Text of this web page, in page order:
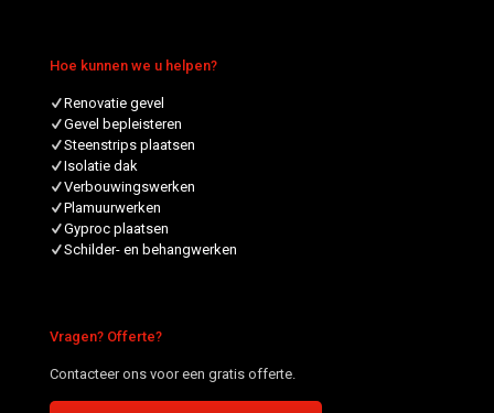
Hoe kunnen we u helpen?
Renovatie gevel
Gevel bepleisteren
Steenstrips plaatsen
Isolatie dak
Verbouwingswerken
Plamuurwerken
Gyproc plaatsen
Schilder- en behangwerken
Vragen? Offerte?
Contacteer ons voor een gratis offerte.